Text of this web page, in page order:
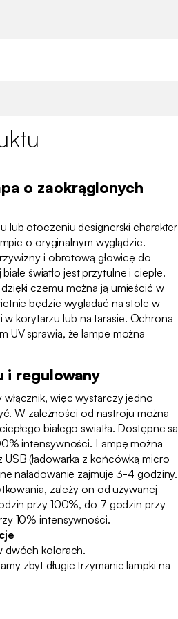
o zaokrąglonych
lub otoczeniu designerski charakter
o oryginalnym wyglądzie.
i obrotową głowicę do
światło jest przytulne i ciepłe.
czemu można ją umieścić w
będzie wyglądać na stole w
w korytarzu lub na tarasie. Ochrona
UV sprawia, że lampe można
i regulowany
więc wystarczy jedno
W zależności od nastroju można
białego światła. Dostępne są
intensywności. Lampę można
USB (ładowarka z końcówką micro
naładowanie zajmuje 3-4 godziny.
zależy on od używanej
przy 100%, do 7 godzin przy
10% intensywności.
dwóch kolorach.
zbyt długie trzymanie lampki na